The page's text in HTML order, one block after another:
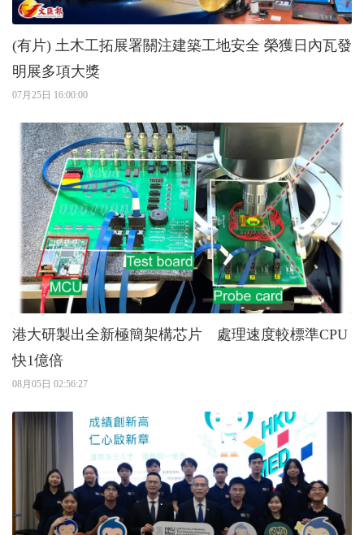
(有片) 土木工拓展署關注建築工地安全 榮獲日內瓦發
明展多項大獎
07月25日 16:00:00
港大研製出全新極簡架構芯片 處理速度較標準CPU
快1億倍
08月05日 02:56:27